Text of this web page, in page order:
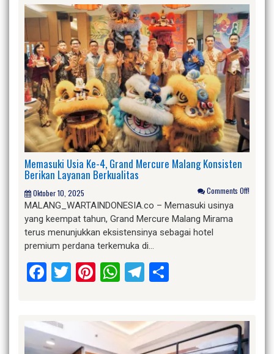
Memasuki Usia Ke-4, Grand Mercure Malang Konsisten
Berikan Layanan Berkualitas
Oktober 10, 2025 Comments Off!
MALANG_WARTAINDONESIA.co – Memasuki usinya
yang keempat tahun, Grand Mercure Malang Mirama
terus menunjukkan eksistensinya sebagai hotel
premium perdana terkemuka di…
Facebook
Twitter
Pinterest
WhatsApp
Telegram